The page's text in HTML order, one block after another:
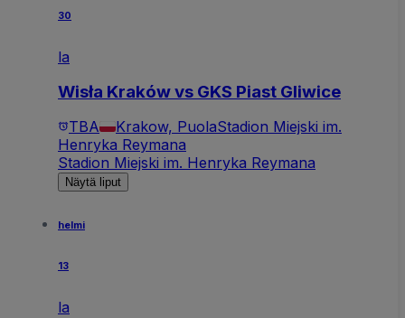
30
la
Wisła Kraków vs GKS Piast Gliwice
TBA Krakow, PuolaStadion Miejski im.
Henryka Reymana
Stadion Miejski im. Henryka Reymana
Näytä liput
helmi
13
la